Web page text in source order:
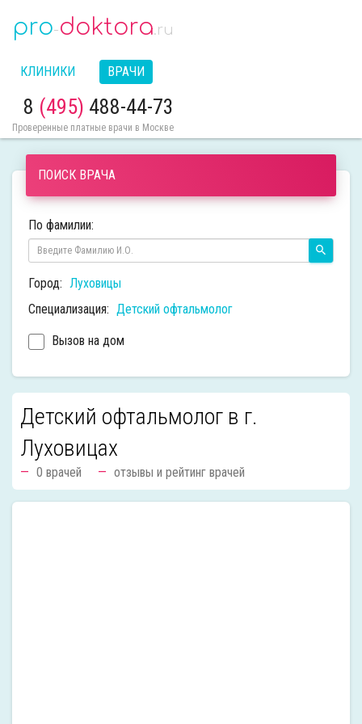
pro-doktora.ru
КЛИНИКИ ВРАЧИ
8 (495) 488-44-73
Проверенные платные врачи в Москве
ПОИСК ВРАЧА
По фамилии:
Город: Луховицы
Специализация: Детский офтальмолог
Вызов на дом
Детский офтальмолог в г.
Луховицах
0 врачей отзывы и рейтинг врачей